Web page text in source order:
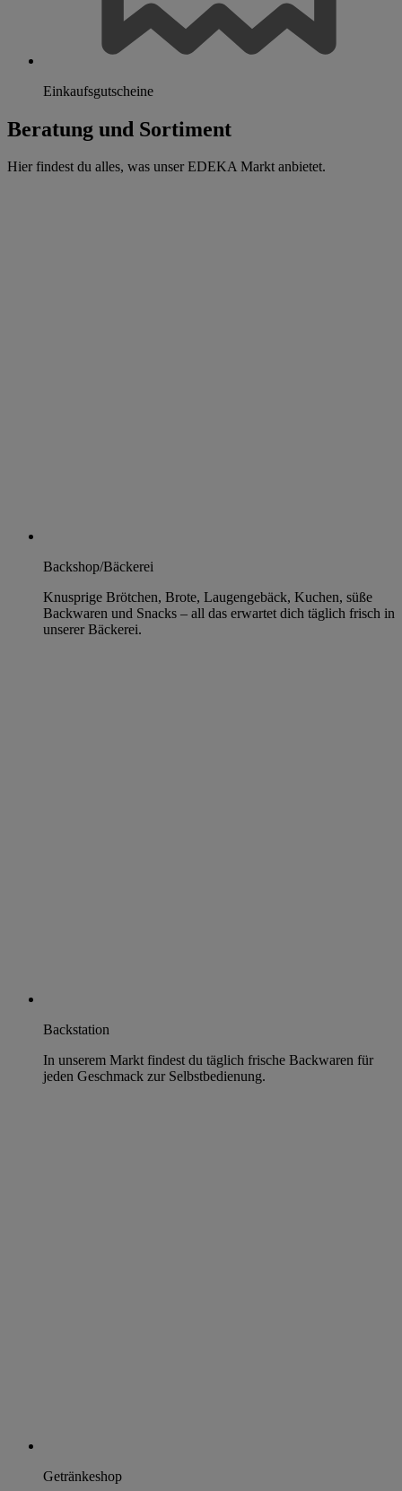
Einkaufsgutscheine
Beratung und Sortiment
Hier findest du alles, was unser EDEKA Markt anbietet.
Backshop/Bäckerei
Knusprige Brötchen, Brote, Laugengebäck, Kuchen, süße
Backwaren und Snacks – all das erwartet dich täglich frisch in
unserer Bäckerei.
Backstation
In unserem Markt findest du täglich frische Backwaren für
jeden Geschmack zur Selbstbedienung.
Getränkeshop